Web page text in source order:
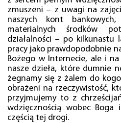
zmuszeni – z uwagi na
naszych kont
materialnych środków
działalności – po kilkunastu
pracy jako prawdopodobnie
Bożego w Internecie, ale i
nasze dzieła, które dumnie
żegnamy się z żalem do
obrażeni na rzeczywistość,
przyjmujemy to z
wdzięcznością wobec Boga
częścią tej drogi.